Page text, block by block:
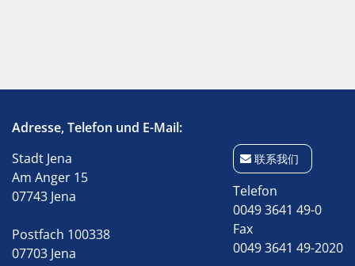
Adresse, Telefon und E-Mail:
Stadt Jena
Am Anger 15
07743 Jena
Postfach 100338
07703 Jena
联系我们
Telefon
0049 3641 49-0
Fax
0049 3641 49-2020